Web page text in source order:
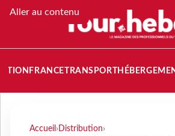
Aller au contenu
FRANCETRANSPORT
Accueil › Distribution›